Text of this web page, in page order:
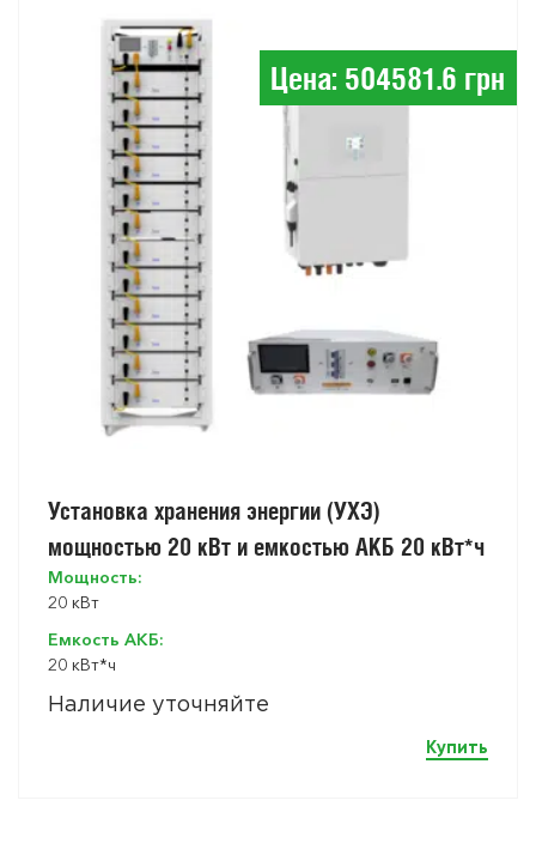
Цена: 504581.6 грн
Установка хранения энергии (УХЭ)
мощностью 20 кВт и емкостью АКБ 20 кВт*ч
Мощность:
20 кВт
Емкость АКБ:
20 кВт*ч
Наличие уточняйте
Купить